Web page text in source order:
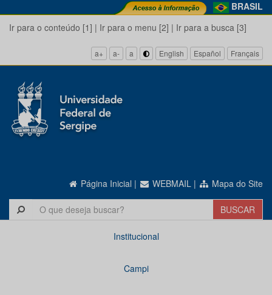
BRASIL
Ir para o conteúdo [1] | Ir para o menu [2] | Ir para a busca [3]
a+ a- a English Español Français
Página Inicial | WEBMAIL | Mapa do Site
Institucional
Campi